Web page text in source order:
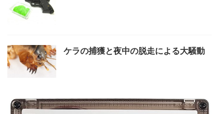
ケラの捕獲と夜中の脱走による大騒動